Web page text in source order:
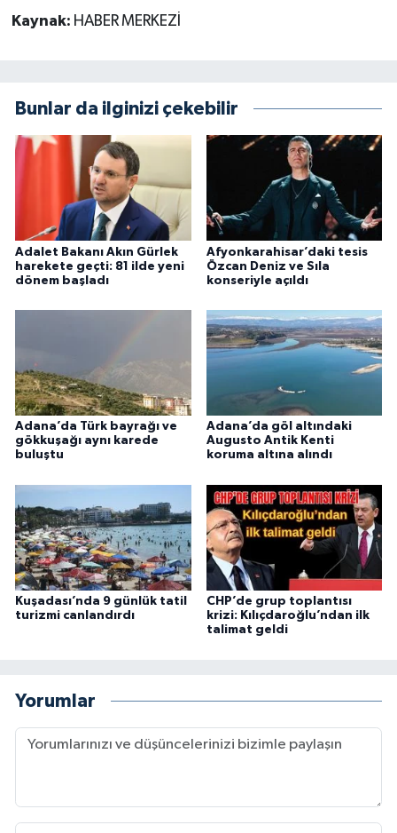
Kaynak: HABER MERKEZİ
Bunlar da ilginizi çekebilir
Adalet Bakanı Akın Gürlek
harekete geçti: 81 ilde yeni
dönem başladı
Afyonkarahisar’daki tesis
Özcan Deniz ve Sıla
konseriyle açıldı
Adana’da Türk bayrağı ve
gökkuşağı aynı karede
buluştu
Adana’da göl altındaki
Augusto Antik Kenti
koruma altına alındı
Kuşadası’nda 9 günlük tatil
turizmi canlandırdı
CHP’de grup toplantısı
krizi: Kılıçdaroğlu’ndan ilk
talimat geldi
Yorumlar